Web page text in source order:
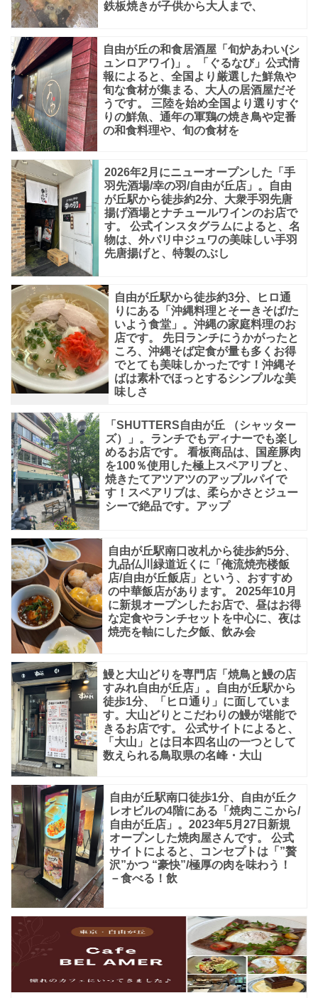
空
鉄板焼きが子供から大人まで、
自由が丘の和食居酒屋「旬炉あわい(シ
ュンロアワイ)」。「ぐるなび」公式情
報によると、全国より厳選した鮮魚や
旬な食材が集まる、大人の居酒屋だそ
うです。 三陸を始め全国より選りすぐ
りの鮮魚、通年の軍鶏の焼き鳥や定番
の和食料理や、旬の食材を
2026年2月にニューオープンした「手
羽先酒場/幸の羽/自由が丘店」。自由
が丘駅から徒歩約2分、大衆手羽先唐
揚げ酒場とナチュールワインのお店で
す。 公式インスタグラムによると、名
物は、外パリ中ジュワの美味しい手羽
先唐揚げと、特製のぶし
自由が丘駅から徒歩約3分、ヒロ通
りにある「沖縄料理とそーきそば/た
いよう食堂」。沖縄の家庭料理のお
店です。 先日ランチにうかがったと
ころ、沖縄そば定食が量も多くお得
でとても美味しかったです！沖縄そ
ばは素朴でほっとするシンプルな美
味しさ
「SHUTTERS自由が丘 （シャッター
ズ）」。ランチでもディナーでも楽し
めるお店です。 看板商品は、国産豚肉
を100％使用した極上スペアリブと、
焼きたてアツアツのアップルパイで
す！スペアリブは、柔らかさとジュー
シーで絶品です。アップ
自由が丘駅南口改札から徒歩約5分、
九品仏川緑道近くに「俺流焼売楼飯
店/自由が丘飯店」という、おすすめ
の中華飯店があります。 2025年10月
に新規オープンしたお店で、昼はお得
な定食やランチセットを中心に、夜は
焼売を軸にした夕飯、飲み会
鰻と大山どりを専門店「焼鳥と鰻の店
すみれ自由が丘店」。自由が丘駅から
徒歩1分、「ヒロ通り」に面していま
す。大山どりとこだわりの鰻が堪能で
きるお店です。 公式サイトによると、
「大山」とは日本四名山の一つとして
数えられる鳥取県の名峰・大山
自由が丘駅南口徒歩1分、自由が丘ク
レオビルの4階にある「焼肉ここから/
自由が丘店」。2023年5月27日新規
オープンした焼肉屋さんです。 公式
サイトによると、コンセプトは「”贅
沢”かつ “豪快”/極厚の肉を味わう！
－食べる！飲